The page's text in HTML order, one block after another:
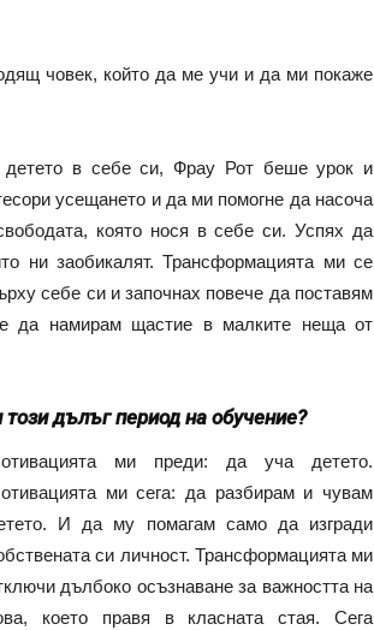
човек, който да ме учи и да ми покаже
детето в себе си, Фрау Рот беше урок и
усещането и да ми помогне да насоча
която нося в себе си. Успях да
ни заобикалят. Трансформацията ми се
себе си и започнах повече да поставям
да намирам щастие в малките неща от
дълъг период на обучение?
ми преди: да уча детето.
ми сега: да разбирам и чувам
И да му помагам само да изгради
си личност. Трансформацията ми
дълбоко осъзнаване за важността на
което правя в класната стая. Сега